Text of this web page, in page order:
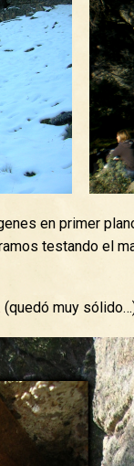
en primer
testando el
(quedó muy